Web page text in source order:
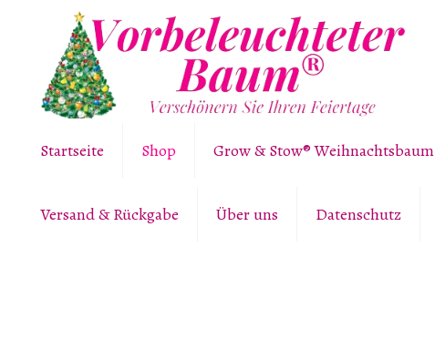
Startseite Shop Grow & Stow® Weihnachtsbaum
Versand & Rückgabe Über uns Datenschutz